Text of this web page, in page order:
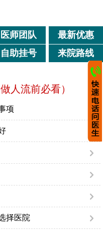
医师团队
最新优惠
自助挂号 来院路线
人流前必看）
项
择医院